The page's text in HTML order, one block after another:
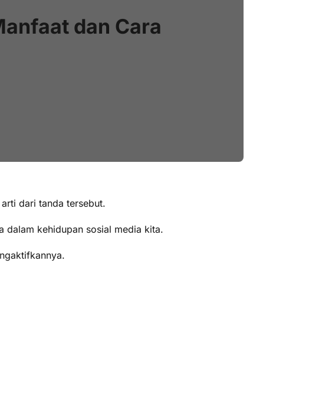
dan Cara
dari tanda tersebut.
dalam kehidupan sosial media kita.